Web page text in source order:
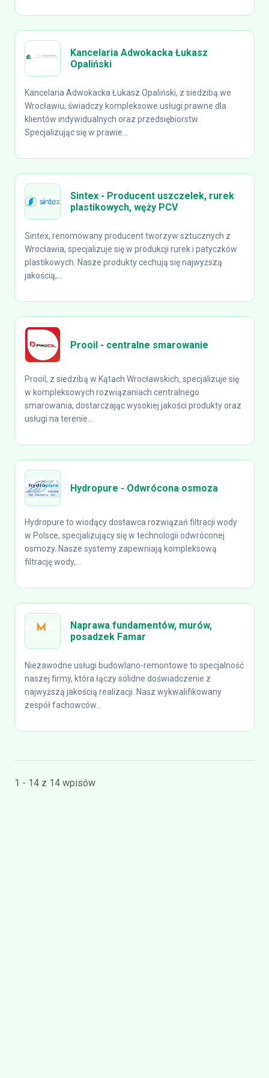
Kancelaria Adwokacka Łukasz
Opaliński
Kancelaria Adwokacka Łukasz Opaliński, z siedzibą we
Wrocławiu, świadczy kompleksowe usługi prawne dla
klientów indywidualnych oraz przedsiębiorstw.
Specjalizując się w prawie...
Sintex - Producent uszczelek, rurek
plastikowych, węży PCV
Sintex, renomowany producent tworzyw sztucznych z
Wrocławia, specjalizuje się w produkcji rurek i patyczków
plastikowych. Nasze produkty cechują się najwyższą
jakością,...
Prooil - centralne smarowanie
Prooil, z siedzibą w Kątach Wrocławskich, specjalizuje się
w kompleksowych rozwiązaniach centralnego
smarowania, dostarczając wysokiej jakości produkty oraz
usługi na terenie...
Hydropure - Odwrócona osmoza
Hydropure to wiodący dostawca rozwiązań filtracji wody
w Polsce, specjalizujący się w technologii odwróconej
osmozy. Nasze systemy zapewniają kompleksową
filtrację wody,...
Naprawa fundamentów, murów,
posadzek Famar
Niezawodne usługi budowlano-remontowe to specjalność
naszej firmy, która łączy solidne doświadczenie z
najwyższą jakością realizacji. Nasz wykwalifikowany
zespół fachowców...
1 - 14 z 14 wpisów